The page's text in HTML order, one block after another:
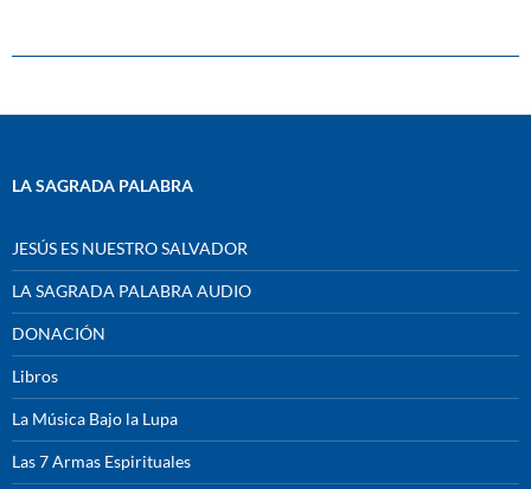
LA SAGRADA PALABRA
JESÚS ES NUESTRO SALVADOR
LA SAGRADA PALABRA AUDIO
DONACIÓN
Libros
La Música Bajo la Lupa
Las 7 Armas Espirituales